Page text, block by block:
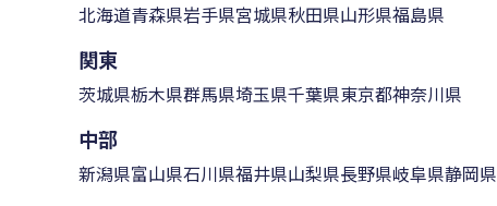
北海道青森県岩手県宮城県秋田県山形県福島県
関東
茨城県栃木県群馬県埼玉県千葉県東京都神奈川県
中部
新潟県富山県石川県福井県山梨県長野県岐阜県静岡県